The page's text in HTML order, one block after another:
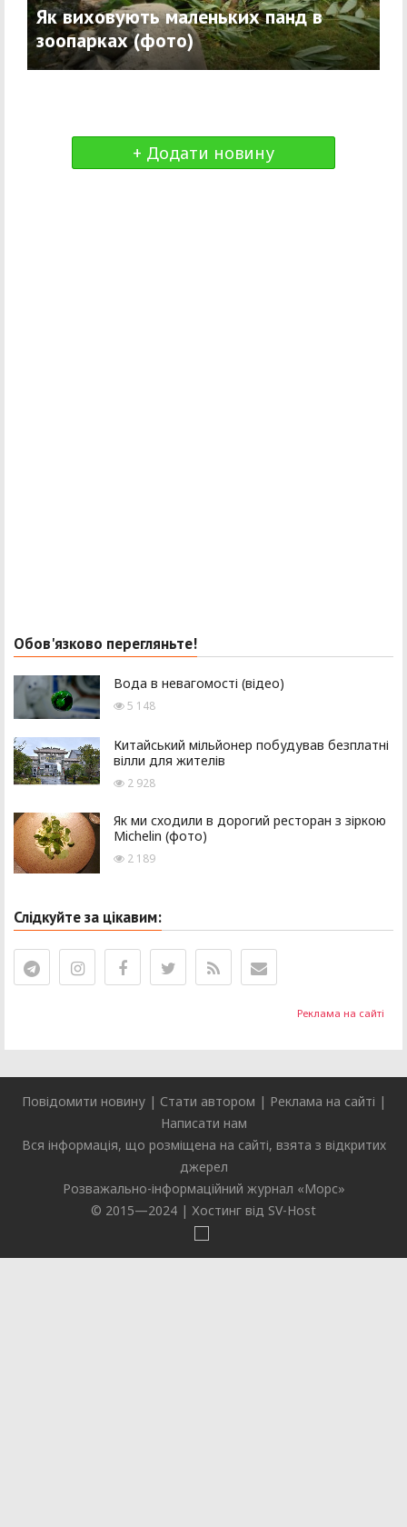
Як виховують маленьких панд в
зоопарках (фото)
+ Додати новину
Реклама на сайті
Обов'язково перегляньте!
Вода в невагомості (відео)
5 148
Китайський мільйонер побудував безплатні
вілли для жителів
2 928
Як ми сходили в дорогий ресторан з зіркою
Michelin (фото)
2 189
Слідкуйте за цікавим:
Повідомити новину| Стати автором | Реклама на сайті |
Написати нам
Вся інформація, що розміщена на сайті, взята з відкритих
джерел
Розважально-інформаційний журнал «Морс»
© 2015—2024 | Хостинг від SV-Host